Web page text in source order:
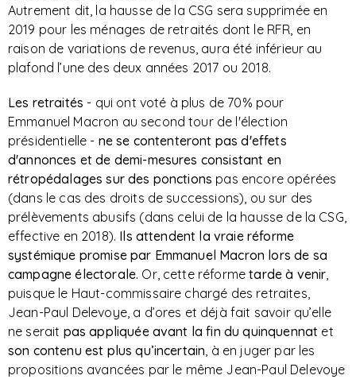
Autrement dit, la hausse de la CSG sera supprimée en
2019 pour les ménages de retraités dont le RFR, en
raison de variations de revenus, aura été inférieur au
plafond l’une des deux années 2017 ou 2018.
Les retraités - qui ont voté à plus de 70% pour
Emmanuel Macron au second tour de l'élection
présidentielle - ne se contenteront pas d'effets
d'annonces et de demi-mesures consistant en
rétropédalages sur des ponctions pas encore opérées
(dans le cas des droits de successions), ou sur des
prélèvements abusifs (dans celui de la hausse de la CSG,
effective en 2018). Ils attendent la vraie réforme
systémique promise par Emmanuel Macron lors de sa
campagne électorale. Or, cette réformetarde à venir,
puisque le Haut-commissaire chargé des retraites,
Jean-Paul Delevoye, a d’ores et déjà fait savoir qu’elle
ne serait pas appliquée avant la fin du quinquennat et
son contenu est plus qu’incertain, à en juger par les
propositions avancées par le même Jean-Paul Delevoye